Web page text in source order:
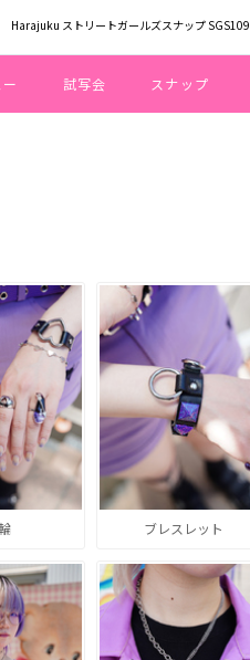
Harajuku ストリートガールズスナップ SGS109
試写会 スナップ
ブレスレット